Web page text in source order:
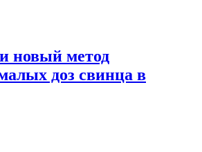
новый метод
доз свинца в